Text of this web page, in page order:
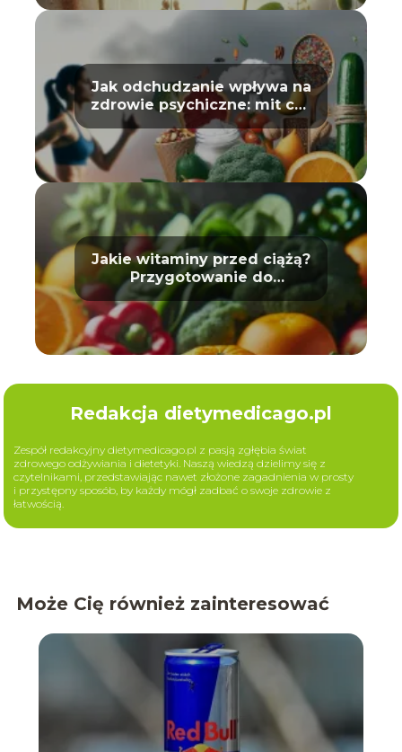
Jak odchudzanie wpływa na
zdrowie psychiczne: mit czy
prawda?
Jakie witaminy przed ciążą?
Przygotowanie do
macierzyństwa
Redakcja dietymedicago.pl
Zespół redakcyjny dietymedicago.pl z pasją zgłębia świat
zdrowego odżywiania i dietetyki. Naszą wiedzą dzielimy się z
czytelnikami, przedstawiając nawet złożone zagadnienia w prosty
i przystępny sposób, by każdy mógł zadbać o swoje zdrowie z
łatwością.
Może Cię również zainteresować